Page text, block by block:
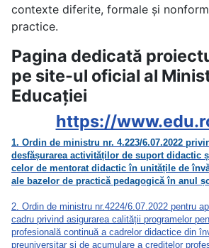
contexte diferite, formale și
practice.
Pagina dedicată
pe site-ul oficial al
Educației
https://
1. Ordin de ministru nr. 4.223/6.07.2022
desfășurarea activităților de suport didactic
celor de mentorat didactic în unitățile de
ale bazelor de practică pedagogică în anul
2. Ordin de ministru nr.4224/6.07.2022 pentru
cadru privind asigurarea calității programelor
profesională continuă a cadrelor didactice din
preuniversitar și de acumulare a creditelor